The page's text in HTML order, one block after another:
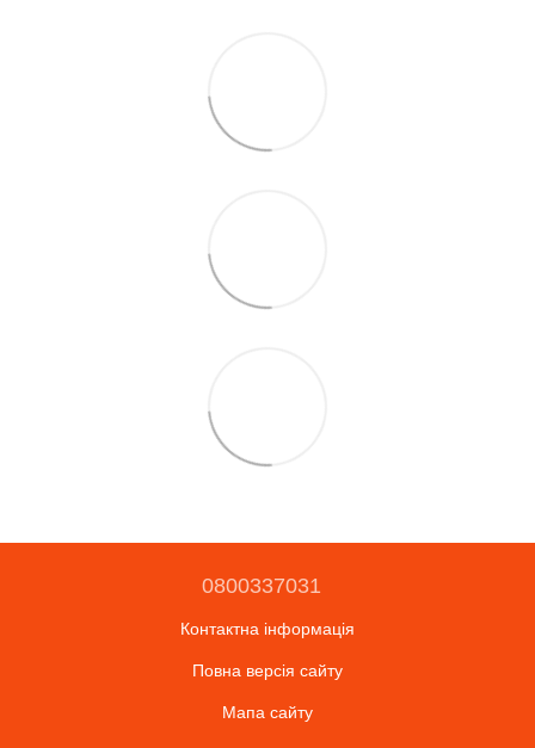
0800337031
Контактна інформація
Повна версія сайту
Мапа сайту